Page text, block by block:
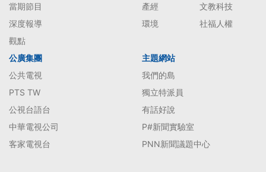
當期節目
深度報導
觀點
產經
文教科技
環境
社福人權
公廣集團
公共電視
PTS TW
公視台語台
中華電視公司
客家電視台
主題網站
我們的島
獨立特派員
有話好說
P#新聞實驗室
PNN新聞議題中心